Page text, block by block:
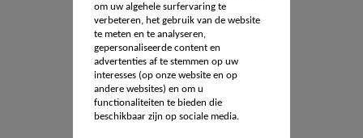
om uw algehele surfervaring te
verbeteren, het gebruik van de website
te meten en te analyseren,
gepersonaliseerde content en
advertenties af te stemmen op uw
interesses (op onze website en op
andere websites) en om u
functionaliteiten te bieden die
beschikbaar zijn op sociale media.